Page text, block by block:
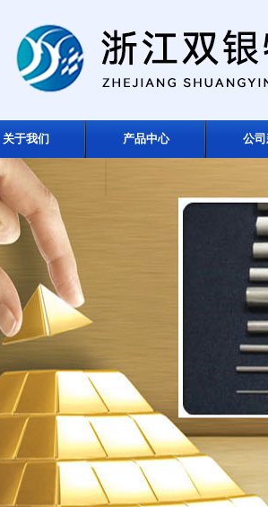
关于我们 产品中心 公
联系我们